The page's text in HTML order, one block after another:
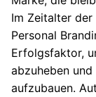
Im Zeitalter
Personal
Erfolgsfaktor,
abzuheben
aufzubauen.